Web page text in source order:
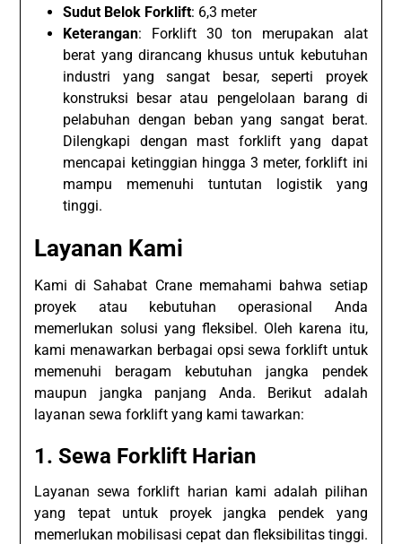
Sudut Belok Forklift: 6,3 meter
Keterangan: Forklift 30 ton merupakan alat
berat yang dirancang khusus untuk kebutuhan
industri yang sangat besar, seperti proyek
konstruksi besar atau pengelolaan barang di
pelabuhan dengan beban yang sangat berat.
Dilengkapi dengan mast forklift yang dapat
mencapai ketinggian hingga 3 meter, forklift ini
mampu memenuhi tuntutan logistik yang
tinggi.
Layanan Kami
Kami di Sahabat Crane memahami bahwa setiap
proyek atau kebutuhan operasional Anda
memerlukan solusi yang fleksibel. Oleh karena itu,
kami menawarkan berbagai opsi sewa forklift untuk
memenuhi beragam kebutuhan jangka pendek
maupun jangka panjang Anda. Berikut adalah
layanan sewa forklift yang kami tawarkan:
1.Sewa Forklift Harian
Layanan sewa forklift harian kami adalah pilihan
yang tepat untuk proyek jangka pendek yang
memerlukan mobilisasi cepat dan fleksibilitas tinggi.